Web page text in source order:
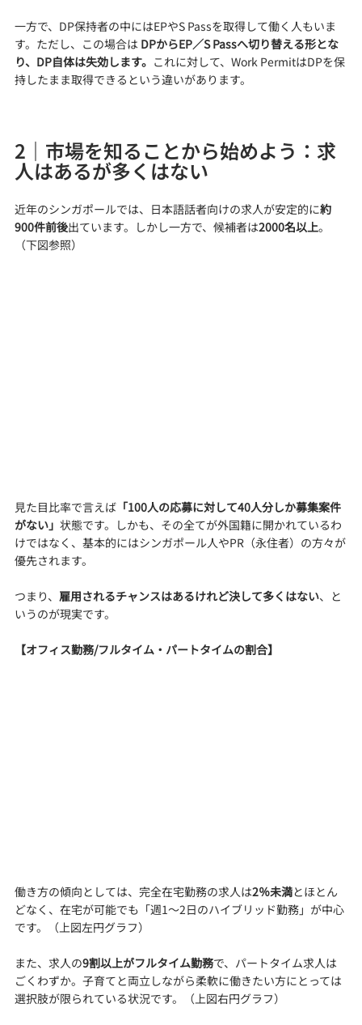
一方で、DP保持者の中にはEPやS Passを取得して働く人もいま
す。ただし、この場合は DPからEP／S Passへ切り替える形とな
り、DP自体は失効します。 これに対して、Work PermitはDPを保
持したまま取得できるという違いがあります。
2｜市場を知ることから始めよう：求
人はあるが多くはない
近年のシンガポールでは、日本語話者向けの求人が安定的に約
900件前後出ています。しかし一方で、候補者は2000名以上。
（下図参照）
見た目比率で言えば 「100人の応募に対して40人分しか募集案件
がない」 状態です。しかも、その全てが外国籍に開かれているわ
けではなく、基本的にはシンガポール人やPR（永住者）の方々が
優先されます。
つまり、 雇用されるチャンスはあるけれど決して多くはない、と
いうのが現実です。
【オフィス勤務/フルタイム・パートタイムの割合】
働き方の傾向としては、完全在宅勤務の求人は2％未満とほとん
どなく、在宅が可能でも「週1〜2日のハイブリッド勤務」が中心
です。（上図左円グラフ）
また、求人の9割以上がフルタイム勤務で、パートタイム求人は
ごくわずか。子育てと両立しながら柔軟に働きたい方にとっては
選択肢が限られている状況です。（上図右円グラフ）